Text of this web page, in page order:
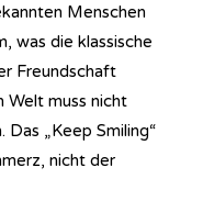
Menschen
was die klassische
Freundschaft
Welt muss nicht
„Keep Smiling“
nicht der